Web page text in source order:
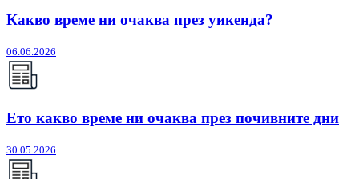
Какво време ни очаква през уикенда?
06.06.2026
Ето какво време ни очаква през почивните дни
30.05.2026